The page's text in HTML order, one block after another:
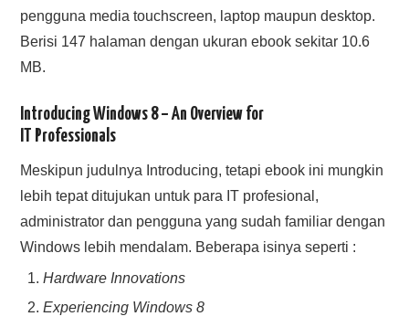
pengguna media touchscreen, laptop maupun desktop.
Berisi 147 halaman dengan ukuran ebook sekitar 10.6
MB.
Introducing Windows 8 – An Overview for
IT Professionals
Meskipun judulnya Introducing, tetapi ebook ini mungkin
lebih tepat ditujukan untuk para IT profesional,
administrator dan pengguna yang sudah familiar dengan
Windows lebih mendalam. Beberapa isinya seperti :
Hardware Innovations
Experiencing Windows 8